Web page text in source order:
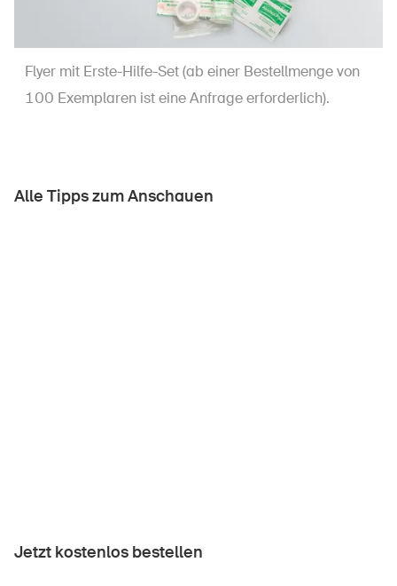
Flyer mit Erste-Hilfe-Set (ab einer Bestellmenge von
100 Exemplaren ist eine Anfrage erforderlich).
Alle Tipps zum Anschauen
Jetzt kostenlos bestellen